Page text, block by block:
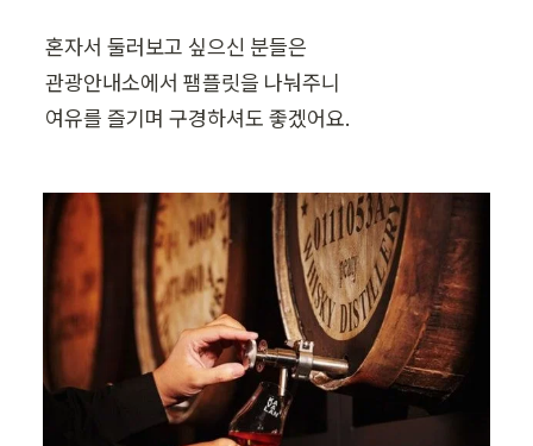
혼자서 둘러보고 싶으신 분들은
관광안내소에서 팸플릿을 나눠주니
여유를 즐기며 구경하셔도 좋겠어요.